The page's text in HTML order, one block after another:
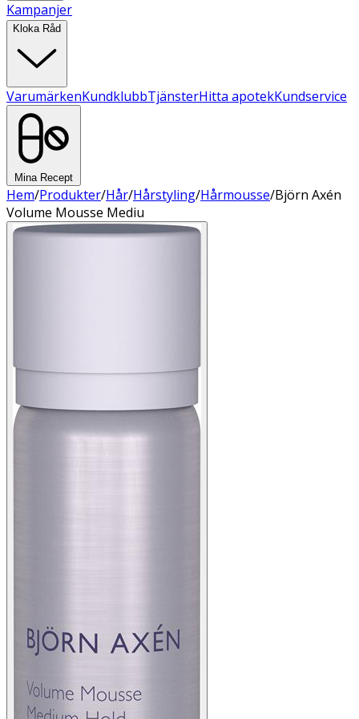
Kampanjer
Kloka Råd
VarumärkenKundklubbTjänsterHitta apotekKundservice
Mina Recept
Hem/Produkter/Hår/Hårstyling/Hårmousse/Björn Axén
Volume Mousse Mediu